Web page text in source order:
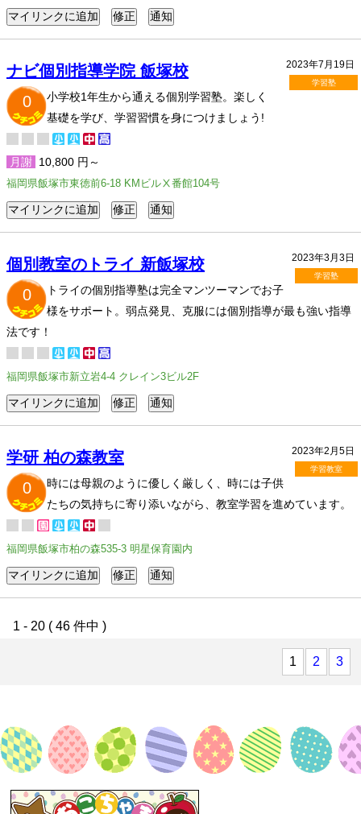
2023年7月19日
学習塾
ナビ個別指導学院 飯塚校
0
小学校1年生から通える個別学習塾。楽しく
基礎を学び、学習習慣を身につけましょう!
月謝 10,800 円～
福岡県飯塚市東徳前6-18 KMビルⅩ番館104号
2023年3月3日
学習塾
個別教室のトライ 新飯塚校
0
トライの個別指導塾は完全マンツーマンでお子
様をサポート。弱点発見、克服には個別指導が最も強い指導
法です！
福岡県飯塚市新立岩4-4 クレイン3ビル2F
2023年2月5日
学習教室
学研 柏の森教室
0
時には母親のように優しく厳しく、時には子供
たちの気持ちに寄り添いながら、教室学習を進めています。
福岡県飯塚市柏の森535-3 明星保育園内
1 - 20 ( 46 件中 )
1 2 3